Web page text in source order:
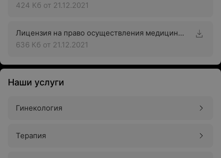
424 Кб от 21.12.2021
Лицензия на право осуществления медицинской деятельности
636 Кб от 21.12.2021
Наши услуги
Гинекология
Терапия